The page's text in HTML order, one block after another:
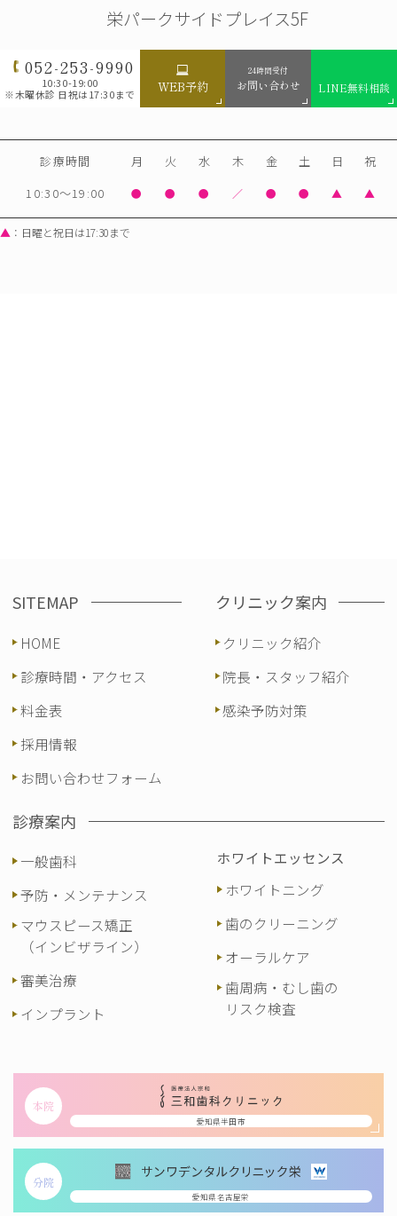
栄パークサイドプレイス5F
052-253-9990
10:30-19:00
※木曜休診 日祝は17:30まで
WEB予約
24時間受付
お問い合わせ LINE無料相談
診療時間 月 火 水 木 金 土 日
祝
10:30～19:00
● ● ● ／ ● ● ▲ ▲
▲ ：日曜と祝日は17:30まで
SITEMAP
HOME
診療時間・アクセス
料金表
採用情報
お問い合わせフォーム
クリニック案内
クリニック紹介
院長・スタッフ紹介
感染予防対策
診療案内
一般歯科
予防・メンテナンス
マウスピース矯正
（インビザライン）
審美治療
インプラント
ホワイトエッセンス
ホワイトニング
歯のクリーニング
オーラルケア
歯周病・むし歯の
リスク検査
本院
愛知県半田市
分院
愛知県名古屋栄